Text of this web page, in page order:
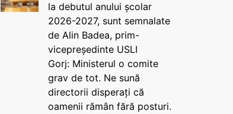
la debutul anului școlar
2026-2027, sunt semnalate
de Alin Badea, prim-
vicepreședinte USLI
Gorj: Ministerul o comite
grav de tot. Ne sună
directorii disperați că
oamenii rămân fără posturi.